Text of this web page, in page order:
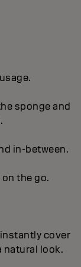
sponge and
in-between.
the go.
cover
natural look.